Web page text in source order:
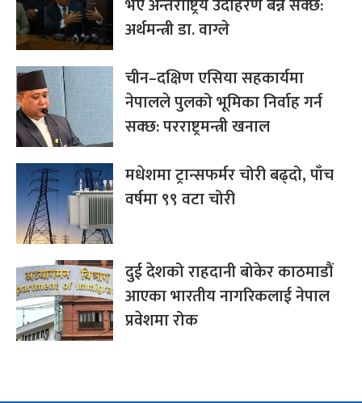
भए अन्तर्राष्ट्रिय उदाहरण बन्न सक्छ:
अर्थमन्त्री डा. वाग्ले
चीन–दक्षिण एसिया सहकार्यमा
नेपालले पुलको भूमिका निर्वाह गर्न
सक्छ: परराष्ट्रमन्त्री खनाल
मधेशमा ट्रान्सफर्मर चोरी बढ्दो, पाँच
वर्षमा ९९ वटा चोरी
दुई देशको राहदानी बोकेर काठमाडौं
आएका भारतीय नागरिकलाई नेपाल
प्रवेशमा रोक